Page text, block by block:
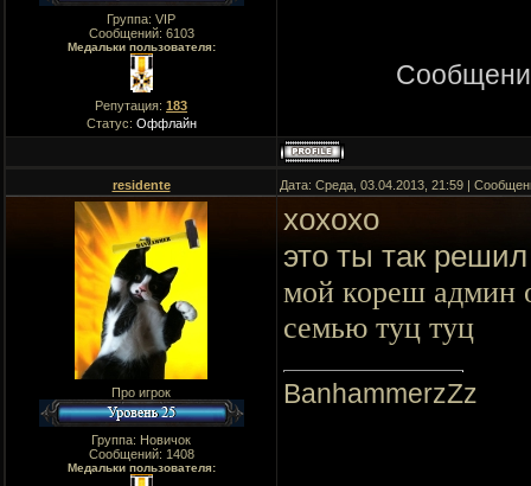
Группа: VIP
Сообщений: 6103
Медальки пользователя:
Репутация: 183
Статус: Оффлайн
residente Дата: Среда, 03.04.2013, 21:59 |
Про игрок
Группа: Новичок
Сообщений: 1408
Медальки пользователя:
хохохо
это ты так
мой кореш админ
семью туц туц
BanhammerzZz